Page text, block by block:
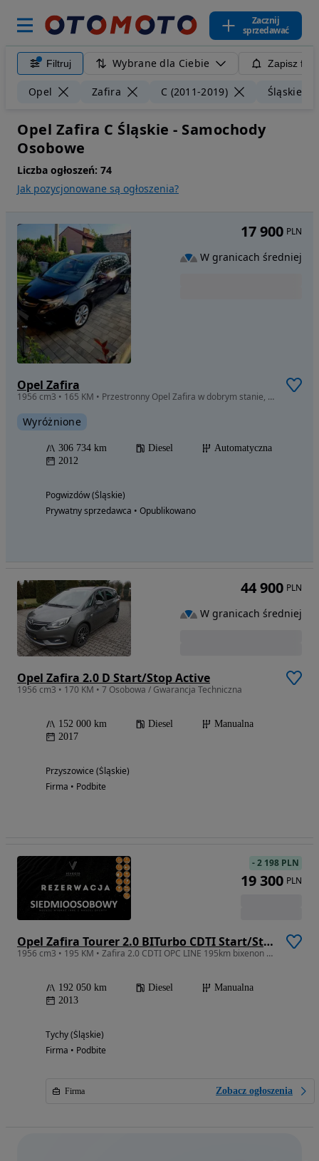
Zacznij
sprzedawać
Filtruj Wybrane dla Ciebie Zapisz
Opel Zafira C (2011-2019) Śląskie
Opel Zafira C Śląskie - Samochody
Osobowe
Liczba ogłoszeń: 74
Jak pozycjonowane są ogłoszenia?
Opel Zafira
1956 cm3 • 165 KM • Przestronny Opel Zafira w dobrym stanie, regularnie serwisowany
Wyróżnione
306 734 km Diesel
Automatyczna
2012
Pogwizdów (Śląskie)
Prywatny sprzedawca • Opublikowano
17 900 PLN
W granicach średniej
Opel Zafira 2.0 D Start/Stop Active
1956 cm3 • 170 KM • 7 Osobowa / Gwarancja Techniczna
152 000 km Diesel
Manualna
2017
Przyszowice (Śląskie)
Firma • Podbite
44 900 PLN
W granicach średniej
Opel Zafira Tourer 2.0 BITurbo CDTI Start/Stop Innovation
1956 cm3 • 195 KM • Zafira 2.0 CDTI OPC LINE 195km bixenon NAVI 7 foteli SERWIS 2014
192 050 km Diesel
Manualna
2013
Tychy (Śląskie)
Firma • Podbite
Firma Zobacz ogłoszenia
-2 198 PLN
19 300 PLN